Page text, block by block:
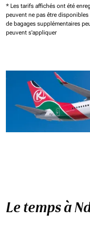
* Les tarifs affichés ont été
peuvent ne pas être
de bagages supplémentaires
peuvent s'appliquer
Le temps à